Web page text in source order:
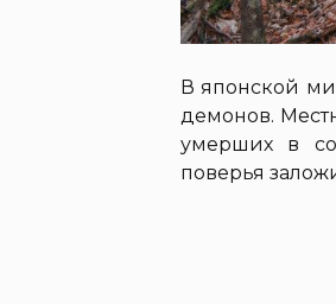
В японской
демонов.
умерших в
поверья